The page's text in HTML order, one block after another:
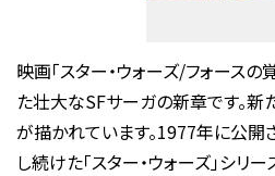
映画「スター・ウォーズ/フォース
た壮大なSFサーガの新章です。新
が描かれています。1977年に公開
し続けた「スター・ウォーズ」シリ